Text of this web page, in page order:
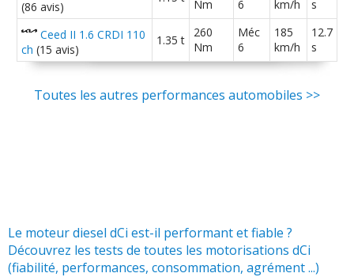
(86 avis)
Nm
6
km/h
s
Ceed II 1.6 CRDI 110
ch (15 avis)
1.35 t
260
Nm
Méc
6
185
km/h
12.7
s
Toutes les autres performances automobiles >>
Le moteur diesel dCi est-il performant et fiable ?
Découvrez les tests de toutes les motorisations dCi
(fiabilité, performances, consommation, agrément ...)